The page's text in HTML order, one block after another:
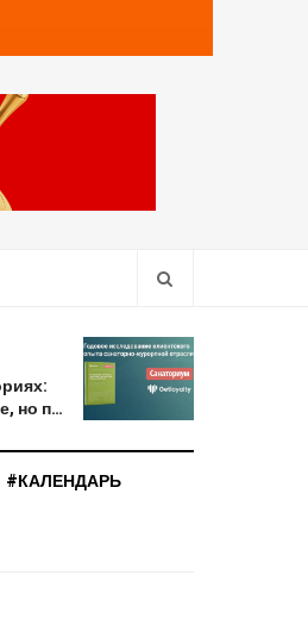
но п…
#КАЛЕНДАРЬ